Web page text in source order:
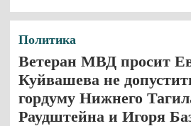
Политика
Ветеран МВД просит
Куйвашева не
гордуму Нижнего
Раудштейна и Игоря